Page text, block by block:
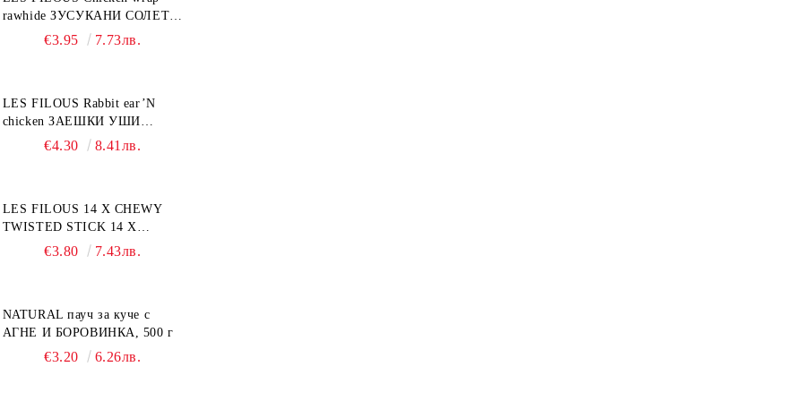
rawhide ЗУСУКАНИ СОЛЕТИ
С ПИЛЕШКО, лакомство за
€3.95 7.73лв.
LES FILOUS Rabbit ear’N
chicken ЗАЕШКИ УШИ
лакомство за куче, 50 г
€4.30 8.41лв.
LES FILOUS 14 X CHEWY
TWISTED STICK 14 X
ДЪВЧАЩИ ДЕНТАЛНИ
€3.80 7.43лв.
NATURAL пауч за куче с
АГНЕ И БОРОВИНКА, 500 г
€3.20 6.26лв.